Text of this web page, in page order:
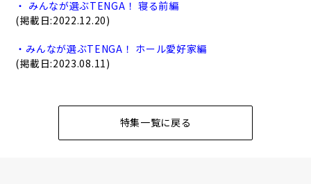
・ みんなが選ぶTENGA！ 寝る前編
(掲載日:2022.12.20)
・みんなが選ぶTENGA！ ホール愛好家編
(掲載日:2023.08.11)
特集一覧に戻る